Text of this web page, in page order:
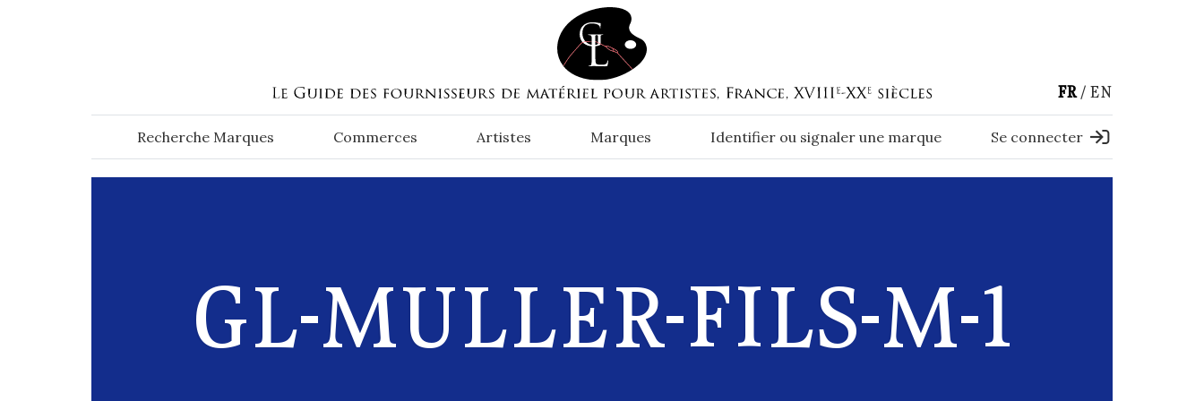
FR EN
Recherche Marques Commerces Artistes Marques Identifier ou signaler une marque Se connecter
GL-MULLER-FILS-M-1